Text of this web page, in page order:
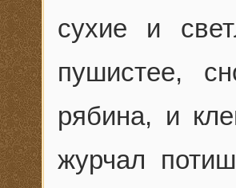
сухие и
пушистее,
рябина, и
журчал